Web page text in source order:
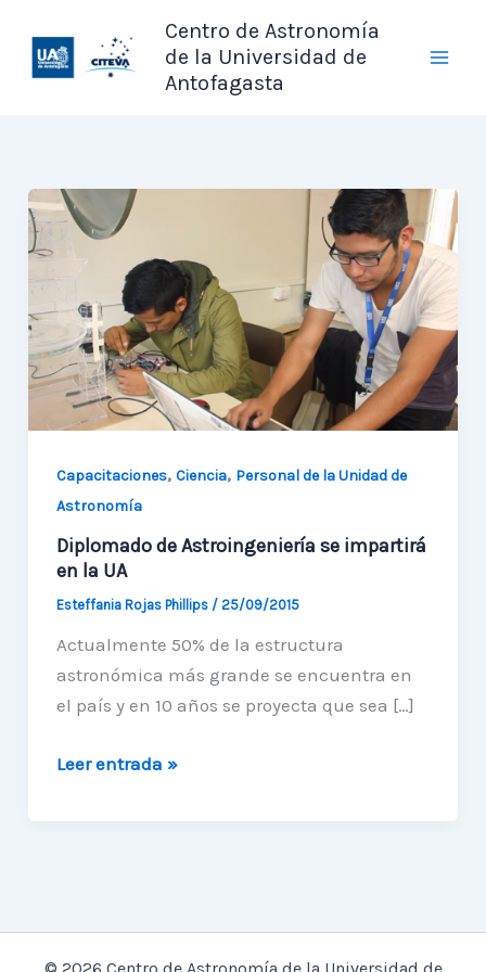
contenido
Centro de Astronomía
de la Universidad de
Antofagasta
Capacitaciones, Ciencia, Personal de la Unidad de
Astronomía
Diplomado de Astroingeniería se impartirá
en la UA
Esteffania Rojas Phillips / 25/09/2015
Actualmente 50% de la estructura
astronómica más grande se encuentra en
el país y en 10 años se proyecta que sea […]
Diplomado
Leer entrada »